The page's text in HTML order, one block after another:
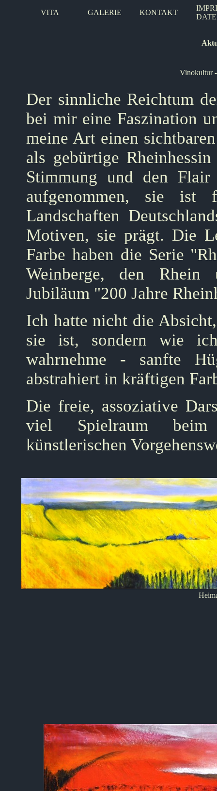
VITA GALERIE KONTAKT
Vinokultur -
Der sinnliche Reichtum
bei mir eine Faszination
meine Art einen
als gebürtige
Stimmung und den Flair
aufgenommen, sie ist
Landschaften
Motiven, sie prägt. Die
Farbe haben die Serie
Weinberge, den Rhein
Jubiläum "200 Jahre
Ich hatte nicht die
sie ist, sondern wie
wahrnehme - sanfte
abstrahiert in kräftigen
Die freie, assoziative
viel Spielraum beim
künstlerischen